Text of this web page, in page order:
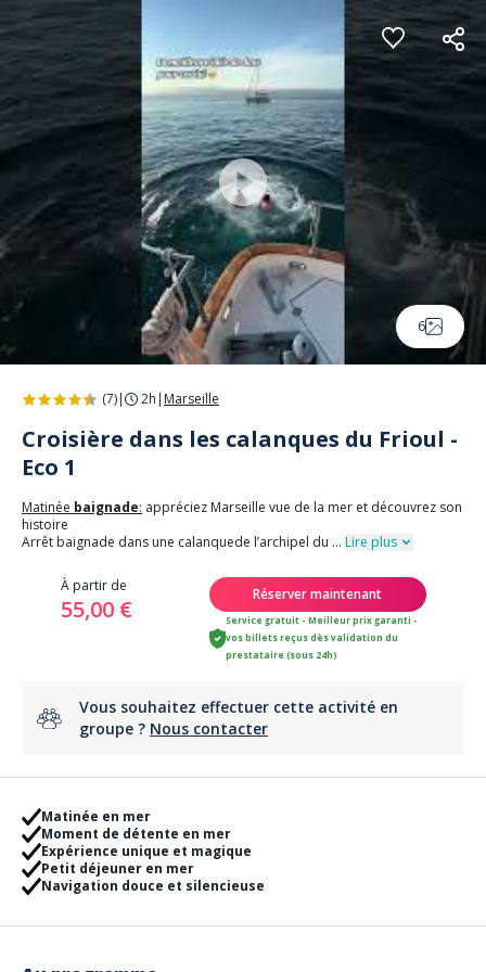
Panneau de gestion des cookies
6
(7)| 2h | Marseille
Croisière dans les calanques du Frioul -
Eco 1
Matinée baignade: appréciez Marseille vue de la mer et découvrez son
histoire
Arrêt baignade dans une calanquede l’archipel du ... Lire plus
À partir de
55,00 €
Réserver maintenant
Service gratuit - Meilleur prix garanti -
vos billets reçus dès validation du
prestataire (sous 24h)
Vous souhaitez effectuer cette activité en
groupe ? Nous contacter
Matinée en mer
Moment de détente en mer
Expérience unique et magique
Petit déjeuner en mer
Navigation douce et silencieuse